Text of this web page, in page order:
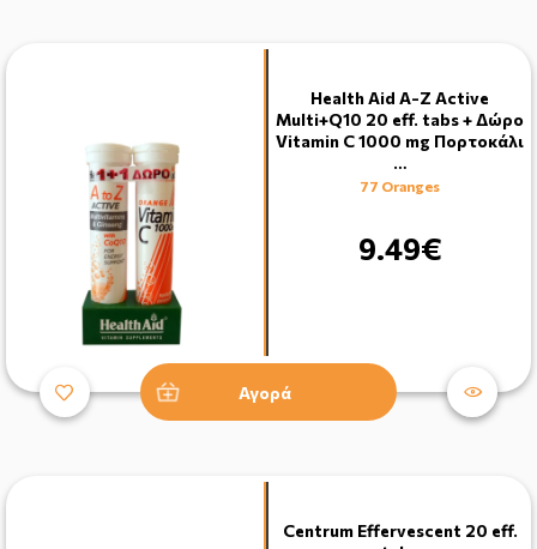
Health Aid Α-Ζ Active
Multi+Q10 20 eff. tabs + Δώρο
Vitamin C 1000 mg Πoρτoκάλι
…
77 Oranges
9.49€
Αγορά
Centrum Effervescent 20 eff.